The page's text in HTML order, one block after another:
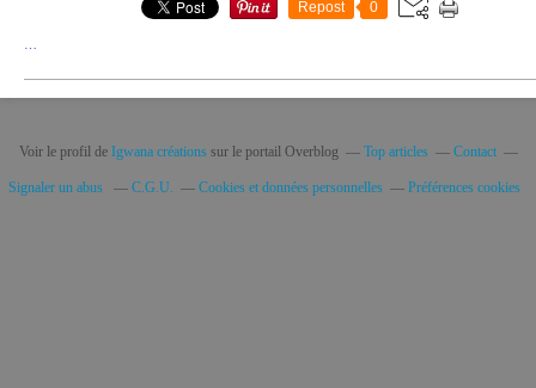
Repost 0
Voir le profil de Igwana créationssur le portail Overblog Top articles Contact
Signaler un abus C.G.U. Cookies et données personnelles Préférences cookies